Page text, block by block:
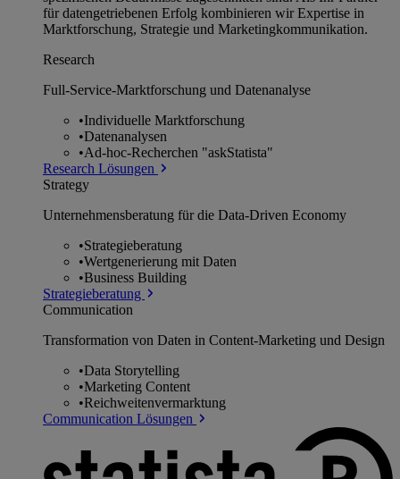
für datengetriebenen Erfolg kombinieren wir Expertise in
Marktforschung, Strategie und Marketingkommunikation.
Research
Full-Service-Marktforschung und Datenanalyse
•Individuelle Marktforschung
•Datenanalysen
•Ad-hoc-Recherchen "askStatista"
Research Lösungen
Strategy
Unternehmens­beratung für die Data-Driven Economy
•Strategieberatung
•Wertgenerierung mit Daten
•Business Building
Strategieberatung
Communication
Transformation von Daten in Content-Marketing und Design
•Data Storytelling
•Marketing Content
•Reichweitenvermarktung
Communication Lösungen